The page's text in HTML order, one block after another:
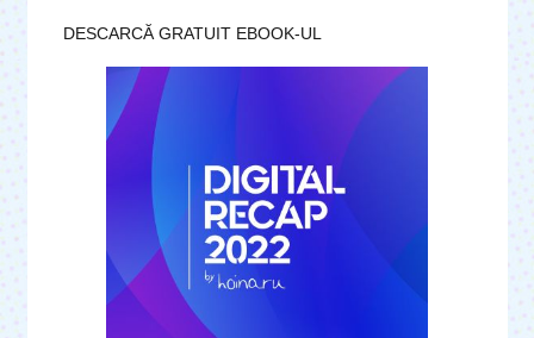
DESCARCĂ GRATUIT EBOOK-UL